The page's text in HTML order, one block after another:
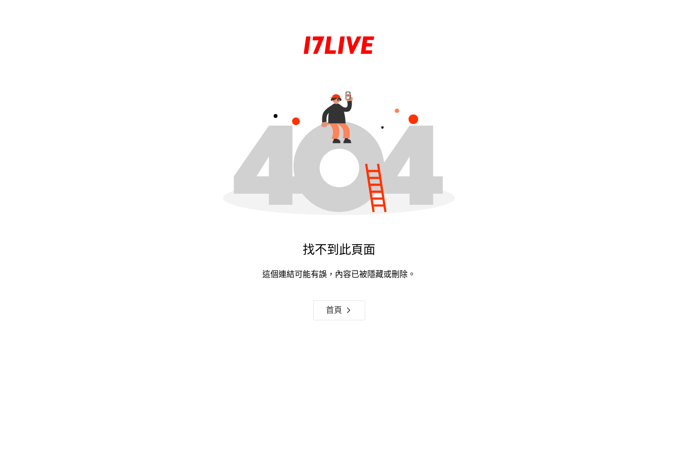
找不到此頁面
這個連結可能有誤，內容已被隱藏或刪除。
首頁